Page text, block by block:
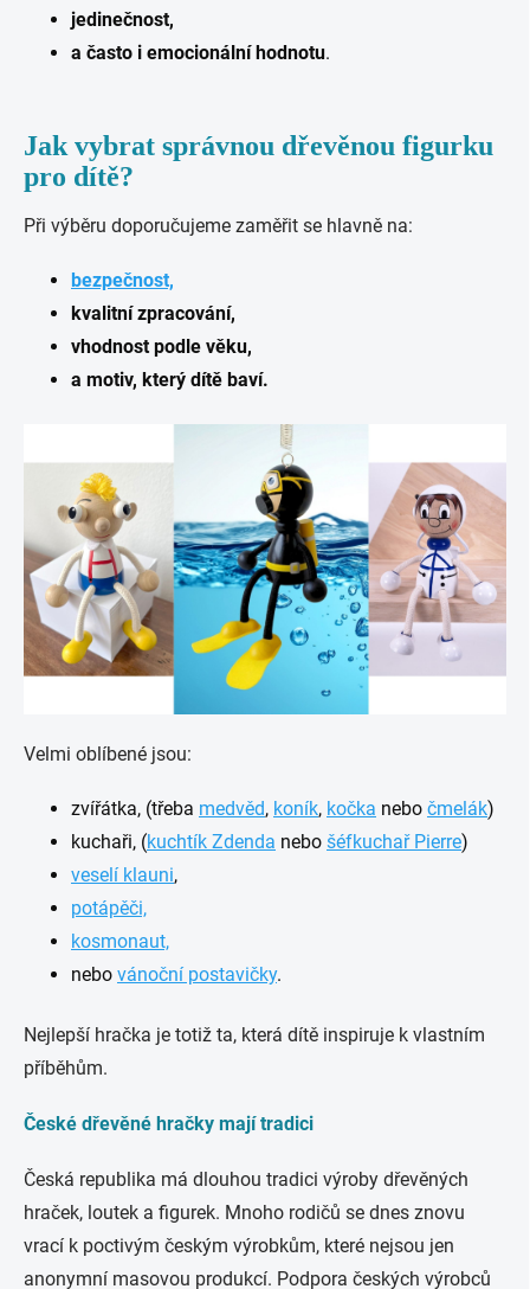
jedinečnost,
a často i emocionální hodnotu.
Jak vybrat správnou dřevěnou figurku
pro dítě?
Při výběru doporučujeme zaměřit se hlavně na:
bezpečnost,
kvalitní zpracování,
vhodnost podle věku,
a motiv, který dítě baví.
Velmi oblíbené jsou:
zvířátka, (třeba medvěd, koník, kočka nebo čmelák)
kuchaři, (kuchtík Zdenda nebo šéfkuchař Pierre)
veselí klauni,
potápěči,
kosmonaut,
nebo vánoční postavičky.
Nejlepší hračka je totiž ta, která dítě inspiruje k vlastním
příběhům.
České dřevěné hračky mají tradici
Česká republika má dlouhou tradici výroby dřevěných
hraček, loutek a figurek. Mnoho rodičů se dnes znovu
vrací k poctivým českým výrobkům, které nejsou jen
anonymní masovou produkcí. Podpora českých výrobců